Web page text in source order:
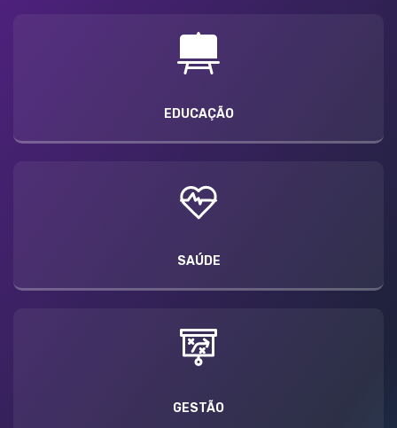
EDUCAÇÃO
SAÚDE
GESTÃO